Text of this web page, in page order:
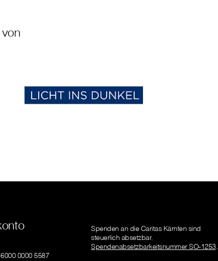
0000 5587
Spenden an die Caritas Kärnten sind
steuerlich absetzbar.
Spendenabsetzbarkeitsnummer SO-1253.